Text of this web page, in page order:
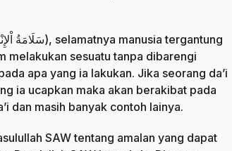
سَلَامَةُ), selamatnya manusia tergantung
melakukan sesuatu tanpa dibarengi
apa yang ia lakukan. Jika seorang da’i
ia ucapkan maka akan berakibat pada
dan masih banyak contoh lainya.
SAW tentang amalan yang dapat